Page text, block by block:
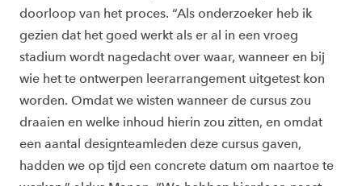
doorloop van het proces. “Als onderzoeker heb ik
gezien dat het goed werkt als er al in een vroeg
stadium wordt nagedacht over waar, wanneer en bij
wie het te ontwerpen leerarrangement uitgetest kon
worden. Omdat we wisten wanneer de cursus zou
draaien en welke inhoud hierin zou zitten, en omdat
een aantal designteamleden deze cursus gaven,
hadden we op tijd een concrete datum om naartoe te